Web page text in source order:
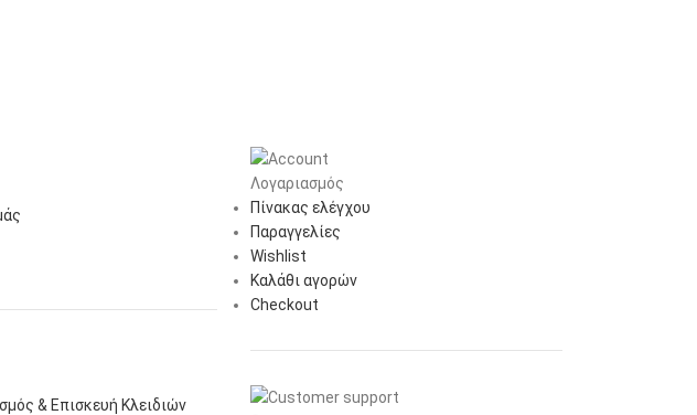
& Επισκευή Κλειδιών
Λογαριασμός
Πίνακας ελέγχου
Παραγγελίες
Wishlist
Καλάθι αγορών
Checkout